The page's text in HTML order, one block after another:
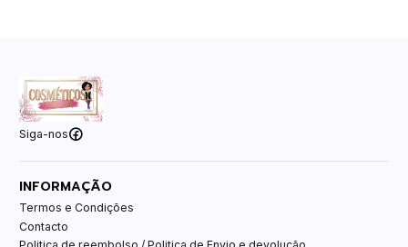
Siga-nos
INFORMAÇÃO
Termos e Condições
Contacto